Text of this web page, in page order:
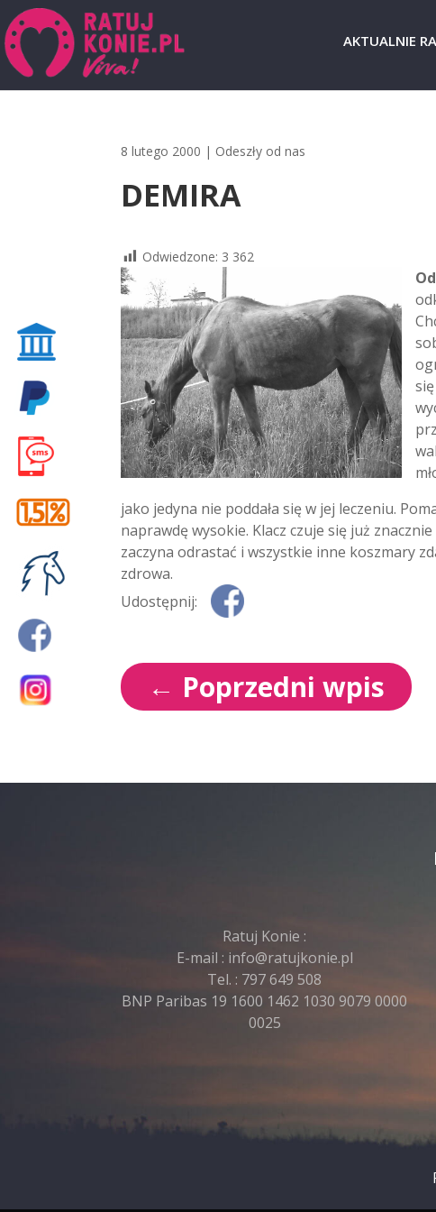
AKTUALNIE
8 lutego 2000 | Odeszły od nas
DEMIRA
Odwiedzone: 3 362
jako jedyna nie poddała się w jej leczeniu.
naprawdę wysokie. Klacz czuje się już
zaczyna odrastać i wszystkie inne koszmary
zdrowa.
Udostępnij:
← Poprzedni wpis
Ratuj Konie :
E-mail : info@ratujkonie.pl
Tel. : 797 649 508
BNP Paribas 19 1600 1462 1030 9079 0000
0025